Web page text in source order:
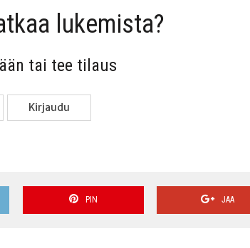
lukemista?
tai tee tilaus
Kir­jau­du
PIN JAA